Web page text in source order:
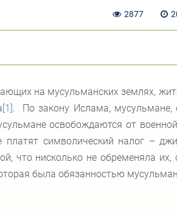
2877
на мусульманских землях,
[1]. По закону Ислама, мусульмане,
освобождаются от
символический налог –
что нисколько не обременяла их,
была обязанностью